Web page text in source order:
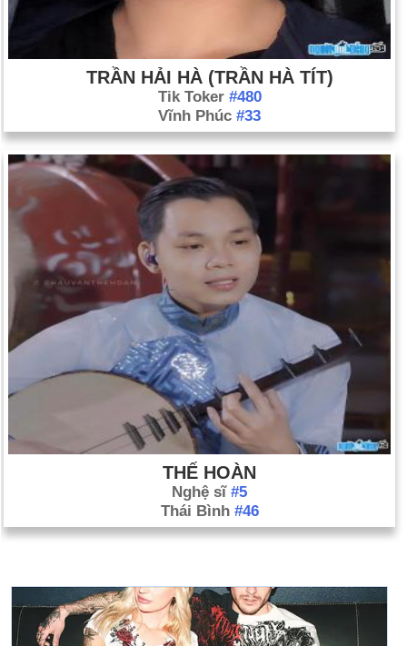
TRẦN HẢI HÀ (TRẦN HÀ TÍT)
Tik Toker #480
Vĩnh Phúc #33
THẾ HOÀN
Nghệ sĩ #5
Thái Bình #46